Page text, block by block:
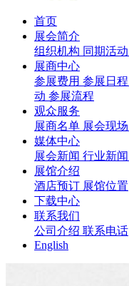
首页
展会简介
组织机构 同期活动
展商中心
参展费用 参展日程
动 参展流程
观众服务
展商名单 展会现场
媒体中心
展会新闻 行业新闻
展馆介绍
酒店预订 展馆位置
下载中心
联系我们
公司介绍 联系电话
English